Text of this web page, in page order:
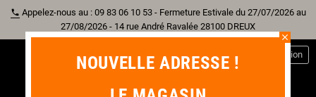
phone Appelez-nous au : 09 83 06 10 53 - Fermeture Estivale du 27/07/2026 au
27/08/2026 - 14 rue André Ravalée 28100 DREUX
Connexion
close
NOUVELLE ADRESSE !